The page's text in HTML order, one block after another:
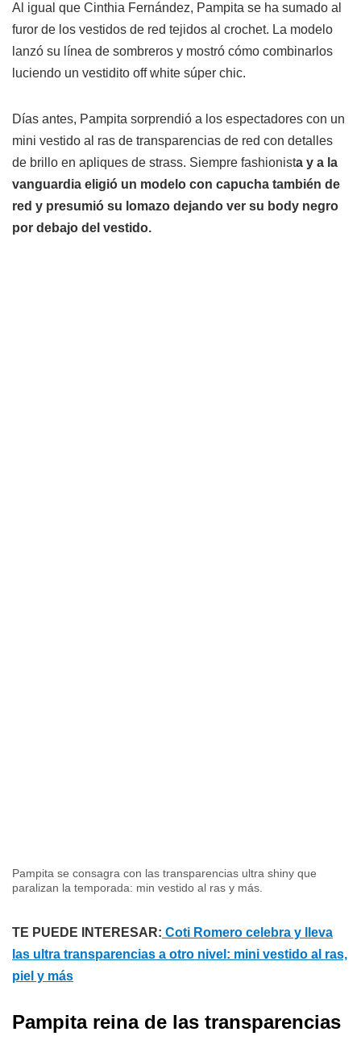
Al igual que Cinthia Fernández, Pampita se ha sumado al
furor de los vestidos de red tejidos al crochet. La modelo
lanzó su línea de sombreros y mostró cómo combinarlos
luciendo un vestidito off white súper chic.
Días antes, Pampita sorprendió a los espectadores con un
mini vestido al ras de transparencias de red con detalles
de brillo en apliques de strass. Siempre fashionista y a la
vanguardia eligió un modelo con capucha también de
red y presumió su lomazo dejando ver su body negro
por debajo del vestido.
Pampita se consagra con las transparencias ultra shiny que
paralizan la temporada: min vestido al ras y más.
TE PUEDE INTERESAR: Coti Romero celebra y lleva
las ultra transparencias a otro nivel: mini vestido al ras,
piel y más
Pampita reina de las transparencias